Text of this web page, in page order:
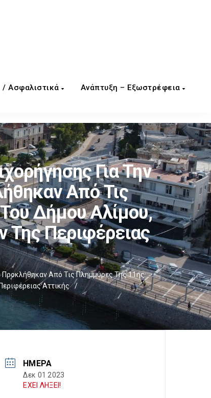
/ Ασφαλιστικά Ανάπτυξη – Εξωστρέφεια
Για Την
Από Τις
Δήμου Αλίμου,
Της Περιφέρειας
Προκλήθηκαν Από Τις Πλημμύρες Της 11ης
Αττικής
/
ΗΜΈΡΑ
Δεκ 01 2023
ΕΧΕΙ ΛΗΞΕΙ!